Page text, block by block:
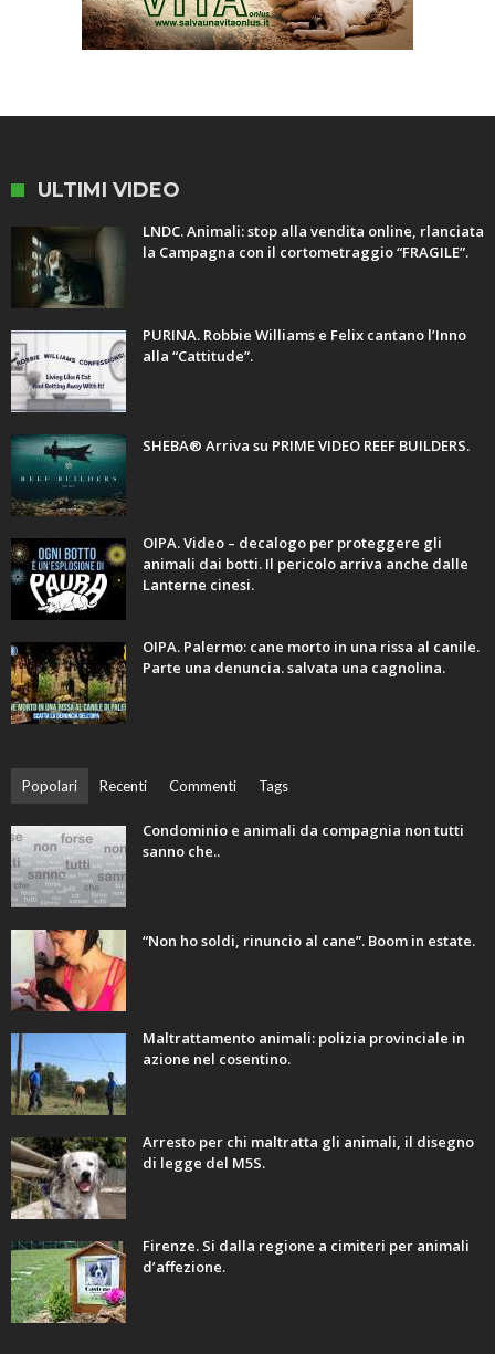
ULTIMI VIDEO
LNDC. Animali: stop alla vendita online, rlanciata
la Campagna con il cortometraggio “FRAGILE”.
PURINA. Robbie Williams e Felix cantano l’Inno
alla “Cattitude”.
SHEBA® Arriva su PRIME VIDEO REEF BUILDERS.
OIPA. Video – decalogo per proteggere gli
animali dai botti. Il pericolo arriva anche dalle
Lanterne cinesi.
OIPA. Palermo: cane morto in una rissa al canile.
Parte una denuncia. salvata una cagnolina.
Popolari Recenti Commenti Tags
Condominio e animali da compagnia non tutti
sanno che..
“Non ho soldi, rinuncio al cane”. Boom in estate.
Maltrattamento animali: polizia provinciale in
azione nel cosentino.
Arresto per chi maltratta gli animali, il disegno
di legge del M5S.
Firenze. Si dalla regione a cimiteri per animali
d’affezione.